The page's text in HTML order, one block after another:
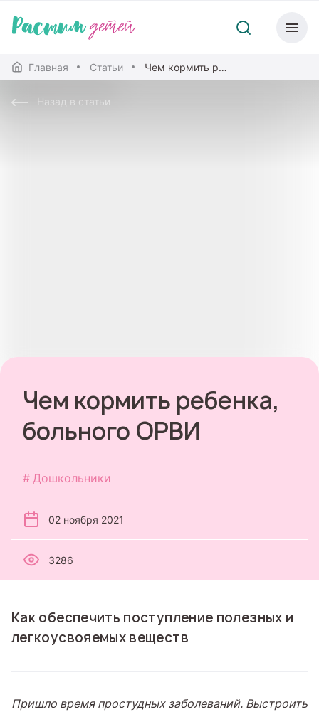
Главная Статьи Чем кормить ребенка, больного ОРВИ
Назад в статьи
Чем кормить ребенка,
больного ОРВИ
Дошкольники
02 ноября 2021
3286
Как обеспечить поступление полезных и
легкоусвояемых веществ
Пришло время простудных заболеваний. Выстроить